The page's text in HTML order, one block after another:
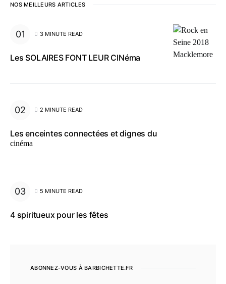
NOS MEILLEURS ARTICLES
3 MINUTE READ
Les SOLAIRES FONT LEUR CINéma
2 MINUTE READ
Les enceintes connectées et dignes du
cinéma
5 MINUTE READ
4 spiritueux pour les fêtes
ABONNEZ-VOUS À BARBICHETTE.FR